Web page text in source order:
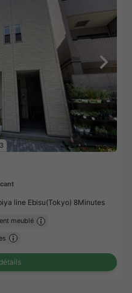
3
line Ebisu(Tokyo) 8Minutes
meublé